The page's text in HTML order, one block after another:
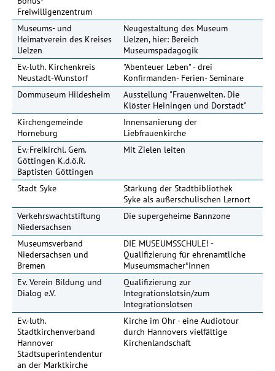
Freiwilligenzentrum
Museums- und
Heimatverein des Kreises
Uelzen
Neugestaltung des Museum
Uelzen, hier: Bereich
Museumspädagogik
Ev.-luth. Kirchenkreis
Neustadt-Wunstorf
"Abenteuer Leben" - drei
Konfirmanden- Ferien- Seminare
Dommuseum Hildesheim
Ausstellung "Frauenwelten. Die
Klöster Heiningen und Dorstadt"
Kirchengemeinde
Horneburg
Innensanierung der
Liebfrauenkirche
Ev.-Freikirchl. Gem.
Göttingen K.d.ö.R.
Baptisten Göttingen
Mit Zielen leiten
Stadt Syke
Stärkung der Stadtbibliothek
Syke als außerschulischen Lernort
Verkehrswachtstiftung
Niedersachsen
Die supergeheime Bannzone
Museumsverband
Niedersachsen und
Bremen
DIE MUSEUMSSCHULE! -
Qualifizierung für ehrenamtliche
Museumsmacher*innen
Ev. Verein Bildung und
Dialog e.V.
Qualifizierung zur
Integrationslotsin/zum
Integrationslotsen
Ev.-luth.
Stadtkirchenverband
Hannover
Stadtsuperintendentur
an der Marktkirche
Kirche im Ohr - eine Audiotour
durch Hannovers vielfältige
Kirchenlandschaft